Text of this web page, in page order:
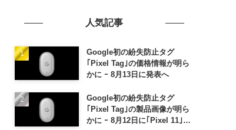
人気記事
Google初の紛失防止タグ
｢Pixel Tag｣の価格情報が明ら
かに ｰ 8月13日に発表へ
Google初の紛失防止タグ
｢Pixel Tag｣の製品画像が明ら
かに ｰ 8月12日に｢Pixel 11｣な